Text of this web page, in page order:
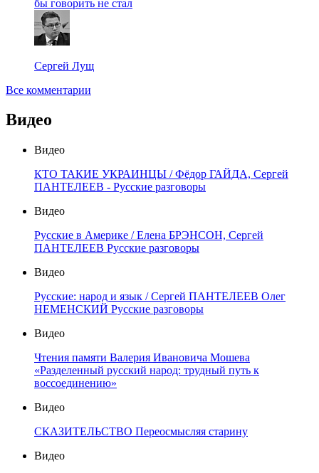
бы говорить не стал
Сергей Лущ
Все комментарии
Видео
Видео
КТО ТАКИЕ УКРАИНЦЫ / Фёдор ГАЙДА, Сергей
ПАНТЕЛЕЕВ - Русские разговоры
Видео
Русские в Америке / Елена БРЭНСОН, Сергей
ПАНТЕЛЕЕВ Русские разговоры
Видео
Русские: народ и язык / Сергей ПАНТЕЛЕЕВ Олег
НЕМЕНСКИЙ Русские разговоры
Видео
Чтения памяти Валерия Ивановича Мошева
«Разделенный русский народ: трудный путь к
воссоединению»
Видео
СКАЗИТЕЛЬСТВО Переосмысляя старину
Видео